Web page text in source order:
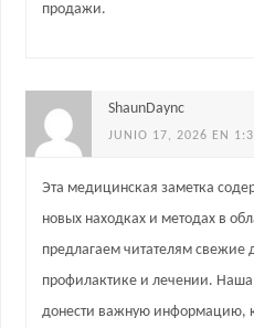
продажи.
ShaunDaync
JUNIO 17, 2026 EN
Эта медицинская заметка
новых находках и методах в
предлагаем читателям свежие
профилактике и лечении.
донести важную информацию,